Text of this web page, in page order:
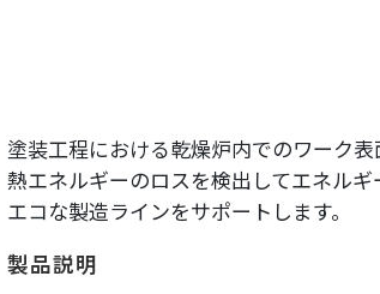
塗装工程における乾燥炉内でのワーク
熱エネルギーのロスを検出してエネルギ
エコな製造ラインをサポートします。
製品説明